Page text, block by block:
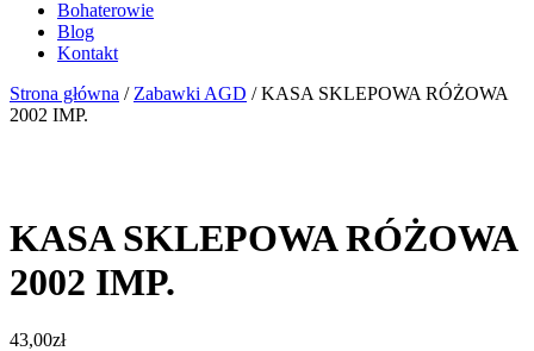
Bohaterowie
Blog
Kontakt
Strona główna / Zabawki AGD / KASA SKLEPOWA RÓŻOWA
2002 IMP.
KASA SKLEPOWA RÓŻOWA
2002 IMP.
43,00zł